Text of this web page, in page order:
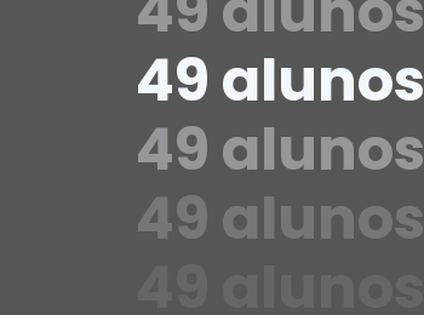
49 alunos
49 alunos
49 alunos